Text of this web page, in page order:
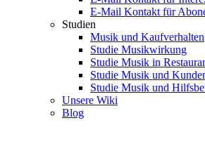
E-Mail Kontakt für
Studien
Musik und Kaufverhalten
Studie Musikwirkung
Studie Musik in
Studie Musik und
Studie Musik und
Unsere Wiki
Blog